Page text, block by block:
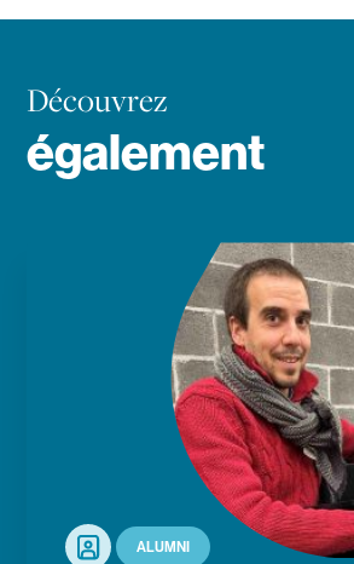
Découvrez
également
Portrait ALUMNI